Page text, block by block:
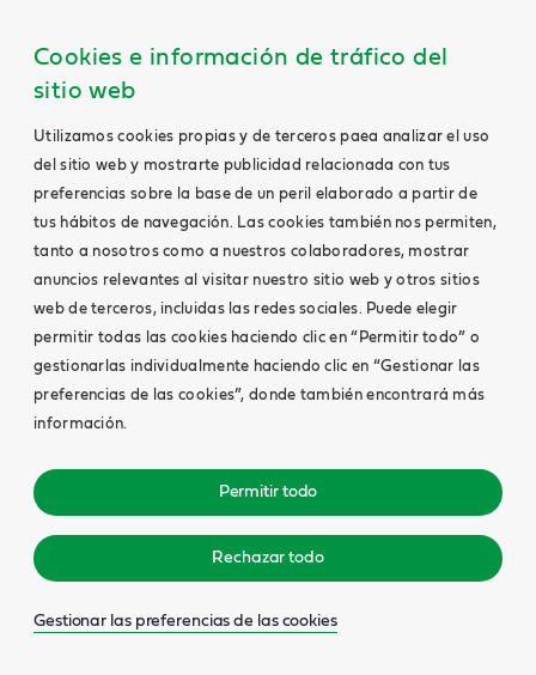
Cookies e información de tráfico del
sitio web
Utilizamos cookies propias y de terceros paea analizar el uso
del sitio web y mostrarte publicidad relacionada con tus
preferencias sobre la base de un peril elaborado a partir de
tus hábitos de navegación. Las cookies también nos permiten,
tanto a nosotros como a nuestros colaboradores, mostrar
anuncios relevantes al visitar nuestro sitio web y otros sitios
web de terceros, incluidas las redes sociales. Puede elegir
permitir todas las cookies haciendo clic en “Permitir todo” o
gestionarlas individualmente haciendo clic en “Gestionar las
preferencias de las cookies”, donde también encontrará más
información.
Permitir todo
Rechazar todo
Gestionar las preferencias de las cookies